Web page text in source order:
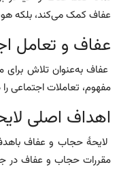
عفاف کمک می‌کند، بلکه
عفاف و تعامل
عفاف به‌عنوان تلاش برای
مفهوم، تعاملات اجتماعی
اهداف اصلی
لایحهٔ حجاب و عفاف
مقررات حجاب و عفاف در